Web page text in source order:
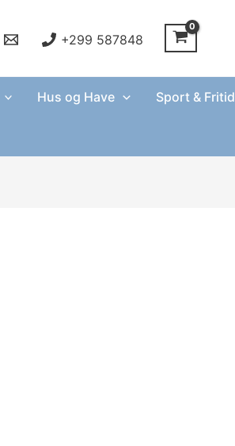
+299 587848
Hus og Have Sport & Fritid